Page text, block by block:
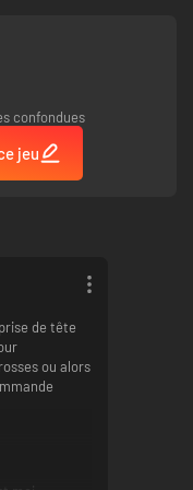
score
unique
confondues
jeu
de tête
ou alors